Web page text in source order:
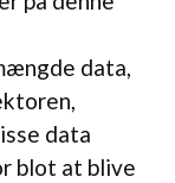
data,
data
blot at blive